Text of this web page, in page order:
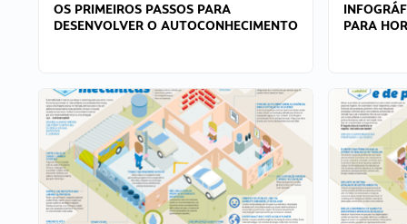
OS PRIMEIROS PASSOS PARA
DESENVOLVER O AUTOCONHECIMENTO
PARA